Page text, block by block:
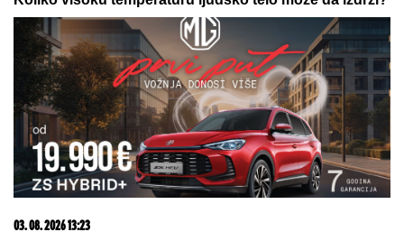
08. 08. 2026 07:36
Samo da mi dete bude dobro: Danas se majke mole
Svetoj Petki